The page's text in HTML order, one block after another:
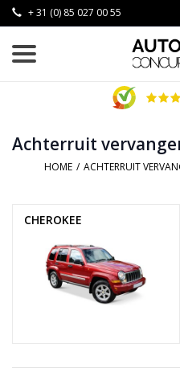
+ 31 (0) 85 027 00 55
Achterruit
HOME / ACHTERRUIT
CHEROKEE